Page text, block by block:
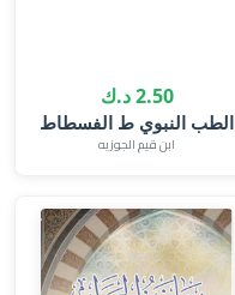
2.50 د.ك
الطب النبوي ط الفسطاط
ابن قيم الجوزيه